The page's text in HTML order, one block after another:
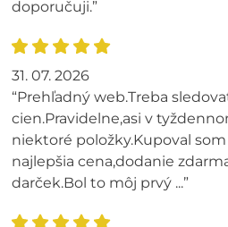
doporučuji.”
31. 07. 2026
“Prehľadný web.Treba
cien.Pravidelne,asi v
niektoré položky.Kupoval som
najlepšia cena,dodanie
darček.Bol to môj prvý ...”